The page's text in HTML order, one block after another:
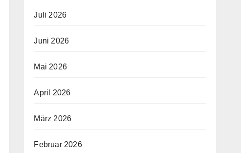
Juli 2026
Juni 2026
Mai 2026
April 2026
März 2026
Februar 2026